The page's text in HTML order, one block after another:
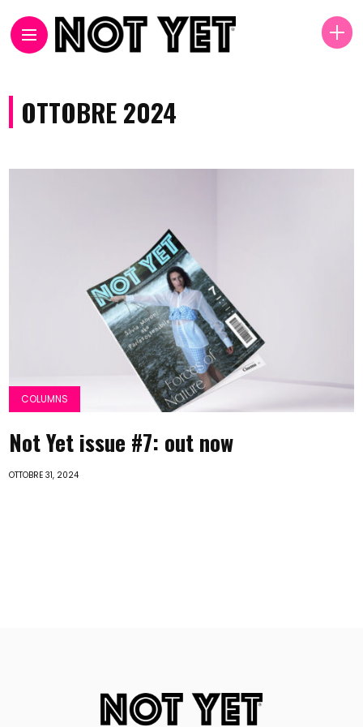
OTTOBRE 2024
COLUMNS
Not Yet issue #7: out now
OTTOBRE 31, 2024